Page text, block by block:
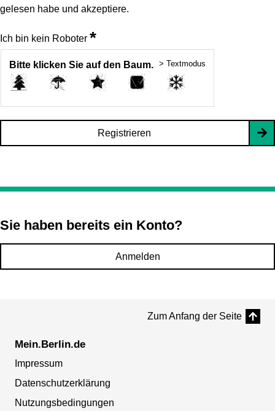
gelesen habe und akzeptiere.
Ich bin kein Roboter *
Bitte klicken Sie auf den Baum. > Textmodus
Registrieren
Sie haben bereits ein Konto?
Anmelden
Zum Anfang der Seite
Mein.Berlin.de
Impressum
Datenschutzerklärung
Nutzungsbedingungen